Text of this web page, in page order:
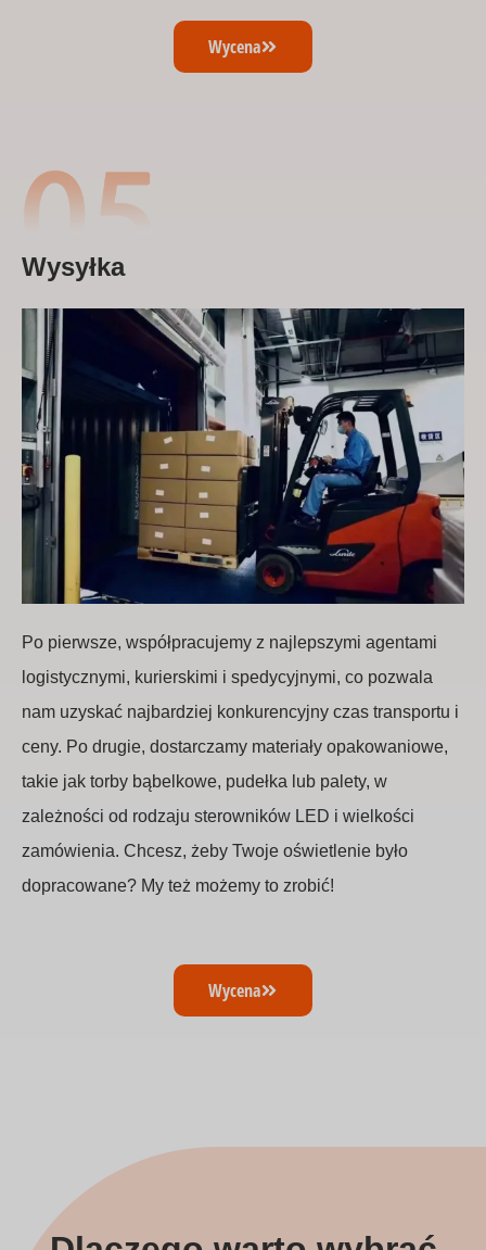
Wycena
Wysyłka
Po pierwsze, współpracujemy z najlepszymi agentami
logistycznymi, kurierskimi i spedycyjnymi, co pozwala
nam uzyskać najbardziej konkurencyjny czas transportu i
ceny. Po drugie, dostarczamy materiały opakowaniowe,
takie jak torby bąbelkowe, pudełka lub palety, w
zależności od rodzaju sterowników LED i wielkości
zamówienia. Chcesz, żeby Twoje oświetlenie było
dopracowane? My też możemy to zrobić!
Wycena